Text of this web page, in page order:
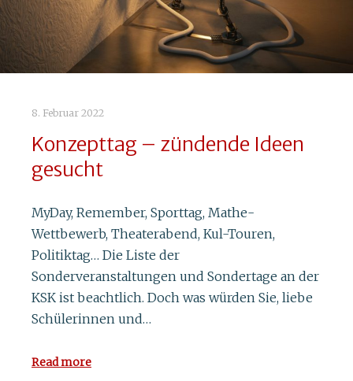
8. Februar 2022
Konzepttag – zündende Ideen
gesucht
MyDay, Remember, Sporttag, Mathe-
Wettbewerb, Theaterabend, Kul-Touren,
Politiktag… Die Liste der
Sonderveranstaltungen und Sondertage an der
KSK ist beachtlich. Doch was würden Sie, liebe
Schülerinnen und…
Read more